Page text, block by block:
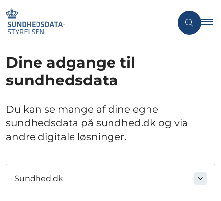
Dine adgange til
sundhedsdata
Du kan se mange af dine egne
sundhedsdata på sundhed.dk og via
andre digitale løsninger.
Sundhed.dk